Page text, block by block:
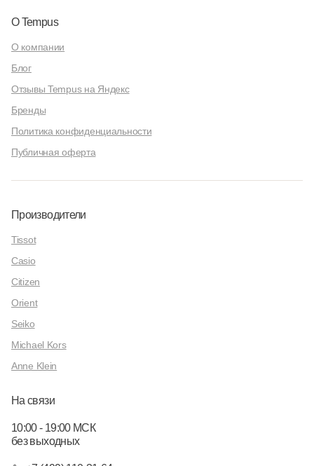
О Tempus
О компании
Блог
Отзывы Tempus на Яндекс
Бренды
Политика конфиденциальности
Публичная оферта
Производители
Tissot
Casio
Citizen
Orient
Seiko
Michael Kors
Anne Klein
На связи
10:00 - 19:00 МСК
без выходных